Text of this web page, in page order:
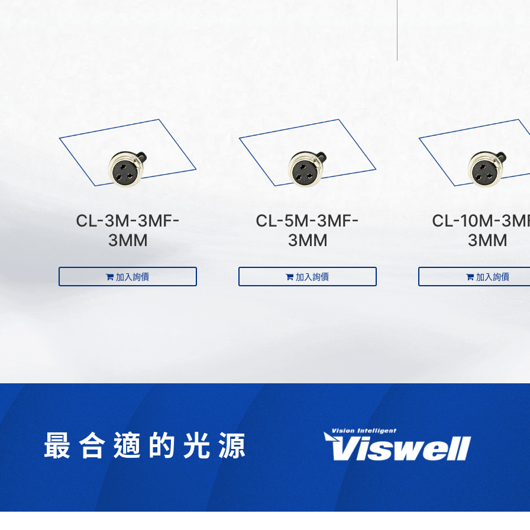
CL-3M-3MF-
3MM
加入詢價
CL-5M-3MF-
3MM
加入詢價
CL-10M-
3MM
加入詢價
最合適的光源